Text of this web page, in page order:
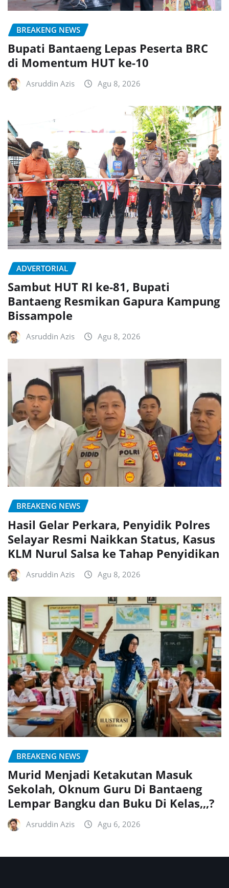
BREAKENG NEWS
Bupati Bantaeng Lepas Peserta BRC
di Momentum HUT ke-10
Asruddin Azis Agu 8, 2026
ADVERTORIAL
Sambut HUT RI ke-81, Bupati
Bantaeng Resmikan Gapura Kampung
Bissampole
Asruddin Azis Agu 8, 2026
BREAKENG NEWS
Hasil Gelar Perkara, Penyidik Polres
Selayar Resmi Naikkan Status, Kasus
KLM Nurul Salsa ke Tahap Penyidikan
Asruddin Azis Agu 8, 2026
BREAKENG NEWS
Murid Menjadi Ketakutan Masuk
Sekolah, Oknum Guru Di Bantaeng
Lempar Bangku dan Buku Di Kelas,,,?
Asruddin Azis Agu 6, 2026